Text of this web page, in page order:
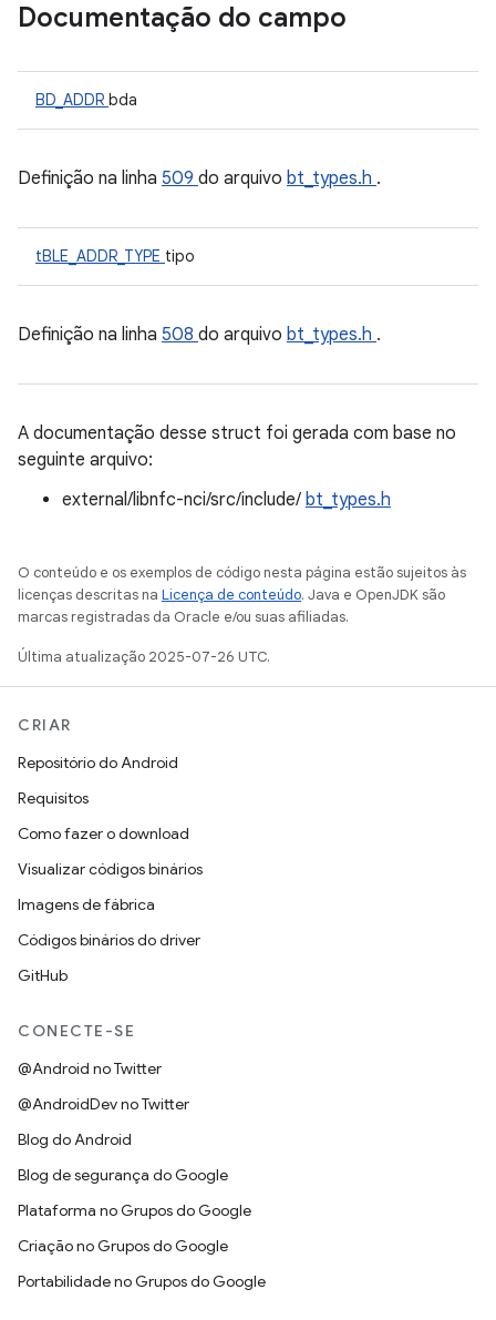
Documentação do campo
BD_ADDR bda
Definição na linha 509 do arquivo bt_types.h .
tBLE_ADDR_TYPE tipo
Definição na linha 508 do arquivo bt_types.h .
A documentação desse struct foi gerada com base no
seguinte arquivo:
external/libnfc-nci/src/include/ bt_types.h
O conteúdo e os exemplos de código nesta página estão sujeitos às
licenças descritas na Licença de conteúdo. Java e OpenJDK são
marcas registradas da Oracle e/ou suas afiliadas.
Última atualização 2025-07-26 UTC.
CRIAR
Repositório do Android
Requisitos
Como fazer o download
Visualizar códigos binários
Imagens de fábrica
Códigos binários do driver
GitHub
CONECTE-SE
@Android no Twitter
@AndroidDev no Twitter
Blog do Android
Blog de segurança do Google
Plataforma no Grupos do Google
Criação no Grupos do Google
Portabilidade no Grupos do Google